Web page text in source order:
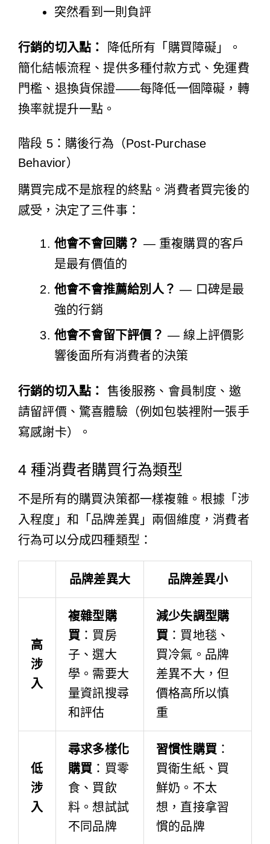
突然看到一則負評
行銷的切入點：
降低所有「購買障礙」。
簡化結帳流程、提供多種付款方式、免運費
門檻、退換貨保證——每降低一個障礙，轉
換率就提升一點。
階段 5：購後行為（Post-Purchase
Behavior）
購買完成不是旅程的終點。消費者買完後的
感受，決定了三件事：
他會不會回購？ — 重複購買的客戶
是最有價值的
他會不會推薦給別人？ — 口碑是最
強的行銷
他會不會留下評價？ — 線上評價影
響後面所有消費者的決策
行銷的切入點：
售後服務、會員制度、邀
請留評價、驚喜體驗（例如包裝裡附一張手
寫感謝卡）。
4 種消費者購買行為類型
不是所有的購買決策都一樣複雜。根據「涉
入程度」和「品牌差異」兩個維度，消費者
行為可以分成四種類型：
品牌差異大 品牌差異小
高
涉
入
複雜型購
買 ：買房
子、選大
學。需要大
量資訊搜尋
和評估
減少失調型購
買 ：買地毯、
買冷氣。品牌
差異不大，但
價格高所以慎
重
低
涉
入
尋求多樣化
購買 ：買零
食、買飲
料。想試試
不同品牌
習慣性購買 ：
買衛生紙、買
鮮奶。不太
想，直接拿習
慣的品牌